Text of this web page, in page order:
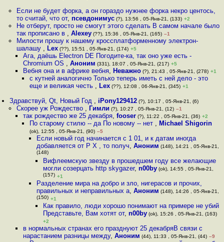
Если не будет форка, а он гораздо нужнее форка некро центось,
то считай, что от, псевдонимус(?), 13:56 , 05-Янв-21, (133) +2
Не отберут, просто не смогут этого сделать В самом начале было
так прописано в , Alexey(??), 15:36 , 05-Янв-21, (165) –1
Милости прошу к нашему кроссплатформенному электрон-
шалашу , Lex(??), 15:51 , 05-Янв-21, (174) +5
Ага, даёшь Electron DE Погодите-ка, так оно уже есть -
Chromium OS , Аноним (331), 18:07 , 05-Янв-21, (217) +5
Вебня она и в африке вебня, Неважно(?), 21:43 , 05-Янв-21, (278) +1
с кутней аналогично Только теперь иметь с ней дело - это
еще и великая честь , Lex (??), 12:08 , 06-Янв-21, (345) +1
Здравствуй, Qt, Новый Год , iPony129412 (?), 10:17 , 05-Янв-21, (6)
Скорее уж Рождество , Гимли (?), 10:27 , 05-Янв-21, (12) –1
так рождество же 25 декабря, fooser(?), 11:22 , 05-Янв-21, (36) +2
По старому стилю -- да По новому -- нет , Michael Shigorin
(ok), 12:55 , 05-Янв-21, (90) –5
Если новый год начинается с 1 01, и к датам иногда
добавляется от Р Х , то получ, Аноним (148), 14:21 , 05-Янв-21,
(148)
Вифлеемскую звезду в прошедшем году все желающие
могли созерцать http skygazer, n00by(ok), 14:55 , 05-Янв-21,
(157) +1
Разделение мира на добро и зло, нигерасов и прочих,
правильных и неправильных а, Аноним (148), 14:26 , 05-Янв-21,
(150) +1
Как правило, люди хорошо понимают на примере не убий
Представьте, Вам хотят от, n00by(ok), 15:26 , 05-Янв-21, (163)
+2
в нормальных странах его празднуют 25 декабряВ связи с
нарастанием разницы между, Аноним (44), 11:33 , 05-Янв-21, (44) –9